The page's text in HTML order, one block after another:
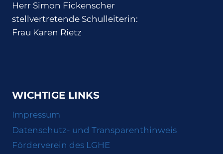
Herr Simon Fickenscher
stellvertretende Schulleiterin:
Frau Karen Rietz
WICHTIGE LINKS
Impressum
Datenschutz- und Transparenthinweis
Förderverein des LGHE